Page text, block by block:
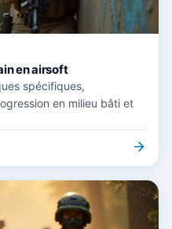
en airsoft
spécifiques,
en milieu bâti et